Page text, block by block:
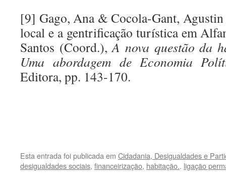
[9] Gago, Ana & Cocola-Gant,
local e a gentrificação turística em
Santos (Coord.),A nova questão da
Uma abordagem de Economia
Editora, pp. 143-170.
Esta entrada foi publicada em Cidadania, Desigualdades e
desigualdades sociais, financeirização, habitação.. ligação